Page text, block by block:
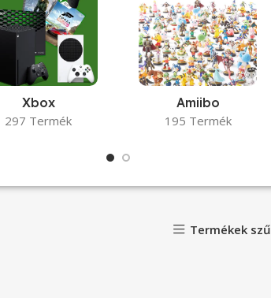
Xbox
297 Termék
Amiibo
195 Termék
Termékek